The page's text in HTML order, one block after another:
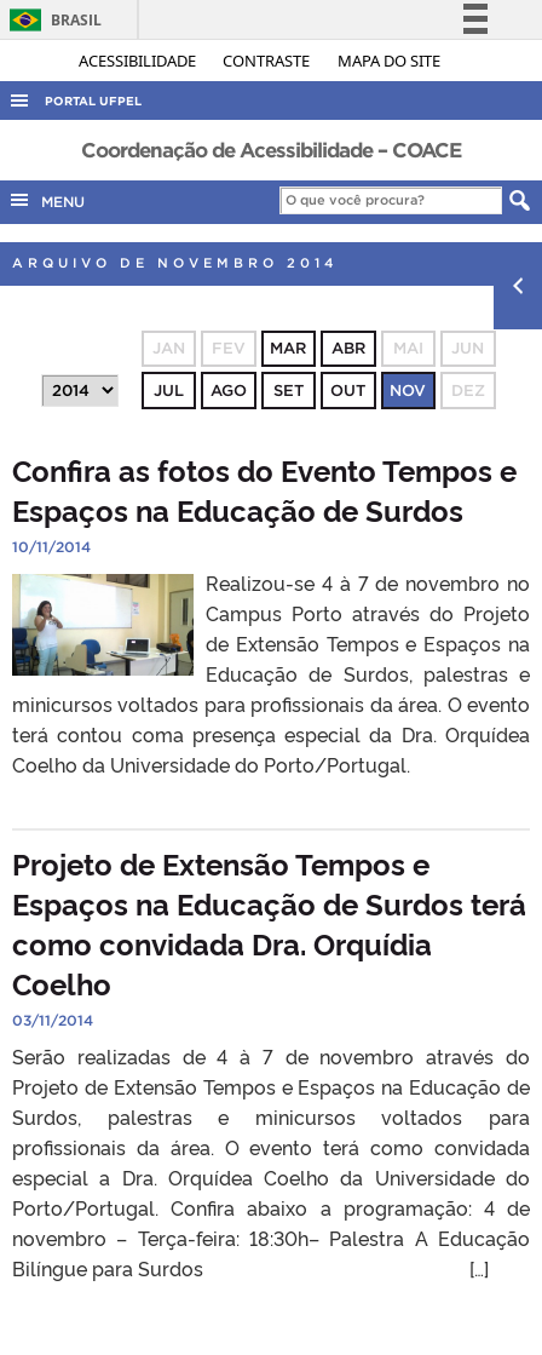
ACESSIBILIDADE CONTRASTE MAPA DO SITE
BRASIL
Simplifique!
Legislação
Canais
PORTAL UFPEL
ACESSO À INFORMAÇÃO
AUDITORIA
COBALTO
CONCURSOS
OUVIDORIA
TELEFONES
Coordenação de Acessibilidade – COACE
MENU
ARQUIVO DE NOVEMBRO 2014
JAN FEV MAR ABR MAI JUN
JUL AGO SET OUT NOV DEZ
Confira as fotos do Evento Tempos e
Espaços na Educação de Surdos
10/11/2014
Realizou-se 4 à 7 de novembro no
Campus Porto através do Projeto
de Extensão Tempos e Espaços na
Educação de Surdos, palestras e
minicursos voltados para profissionais da área. O evento
terá contou coma presença especial da Dra. Orquídea
Coelho da Universidade do Porto/Portugal.
Projeto de Extensão Tempos e
Espaços na Educação de Surdos terá
como convidada Dra. Orquídia
Coelho
03/11/2014
Serão realizadas de 4 à 7 de novembro através do
Projeto de Extensão Tempos e Espaços na Educação de
Surdos, palestras e minicursos voltados para
profissionais da área. O evento terá como convidada
especial a Dra. Orquídea Coelho da Universidade do
Porto/Portugal. Confira abaixo a programação: 4 de
novembro – Terça-feira: 18:30h– Palestra A Educação
Bilíngue para Surdos […]